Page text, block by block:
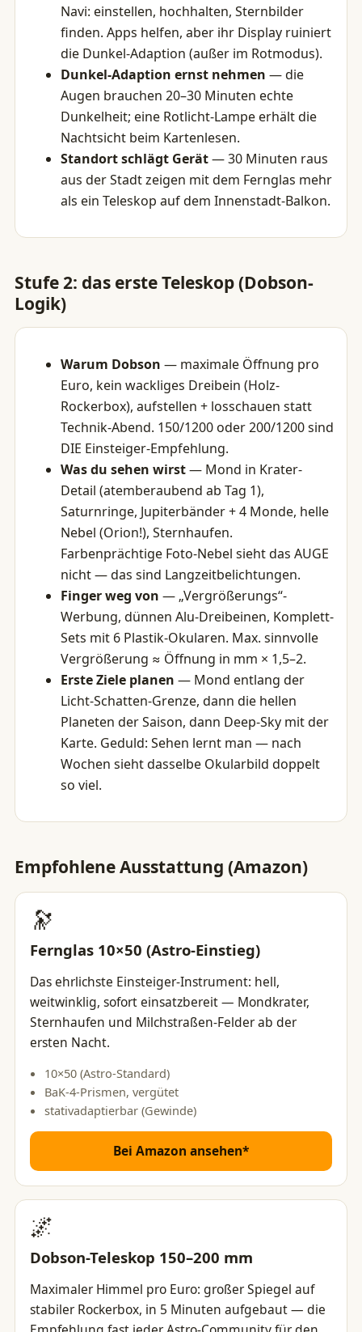
Navi: einstellen, hochhalten, Sternbilder
finden. Apps helfen, aber ihr Display ruiniert
die Dunkel-Adaption (außer im Rotmodus).
Dunkel-Adaption ernst nehmen — die
Augen brauchen 20–30 Minuten echte
Dunkelheit; eine Rotlicht-Lampe erhält die
Nachtsicht beim Kartenlesen.
Standort schlägt Gerät— 30 Minuten raus
aus der Stadt zeigen mit dem Fernglas mehr
als ein Teleskop auf dem Innenstadt-Balkon.
Stufe 2: das erste Teleskop (Dobson-
Logik)
Warum Dobson — maximale Öffnung pro
Euro, kein wackliges Dreibein (Holz-
Rockerbox), aufstellen + losschauen statt
Technik-Abend. 150/1200 oder 200/1200 sind
DIE Einsteiger-Empfehlung.
Was du sehen wirst— Mond in Krater-
Detail (atemberaubend ab Tag 1),
Saturnringe, Jupiterbänder + 4 Monde, helle
Nebel (Orion!), Sternhaufen.
Farbenprächtige Foto-Nebel sieht das AUGE
nicht — das sind Langzeitbelichtungen.
Finger weg von — „Vergrößerungs“-
Werbung, dünnen Alu-Dreibeinen, Komplett-
Sets mit 6 Plastik-Okularen. Max. sinnvolle
Vergrößerung ≈ Öffnung in mm × 1,5–2.
Erste Ziele planen — Mond entlang der
Licht-Schatten-Grenze, dann die hellen
Planeten der Saison, dann Deep-Sky mit der
Karte. Geduld: Sehen lernt man — nach
Wochen sieht dasselbe Okularbild doppelt
so viel.
Empfohlene Ausstattung (Amazon)
🔭
Fernglas 10×50 (Astro-Einstieg)
Das ehrlichste Einsteiger-Instrument: hell,
weitwinklig, sofort einsatzbereit — Mondkrater,
Sternhaufen und Milchstraßen-Felder ab der
ersten Nacht.
10×50 (Astro-Standard)
BaK-4-Prismen, vergütet
stativadaptierbar (Gewinde)
Bei Amazon ansehen*
🌌
Dobson-Teleskop 150–200 mm
Maximaler Himmel pro Euro: großer Spiegel auf
stabiler Rockerbox, in 5 Minuten aufgebaut — die